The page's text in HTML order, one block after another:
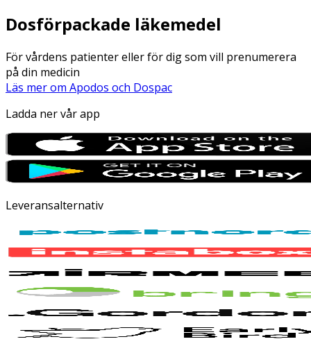
Dosförpackade läkemedel
För vårdens patienter eller för dig som vill prenumerera
på din medicin
Läs mer om Apodos och Dospac
Ladda ner vår app
Leveransalternativ